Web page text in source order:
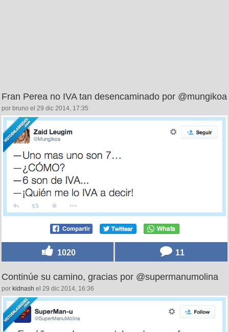
Fran Perea no IVA tan desencaminado por @mungikoa
por bruno el 29 dic 2014, 17:35
1020 11
Continúe su camino, gracias por @supermanumolina
por kidnash el 29 dic 2014, 16:36